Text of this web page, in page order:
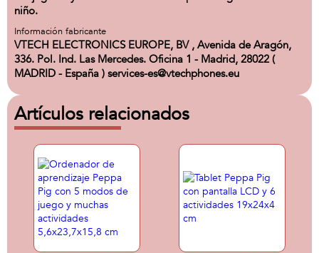
niño.
Información fabricante
VTECH ELECTRONICS EUROPE, BV , Avenida de Aragón,
336. Pol. Ind. Las Mercedes. Oficina 1 - Madrid, 28022 (
MADRID - España ) services-es@vtechphones.eu
Artículos relacionados